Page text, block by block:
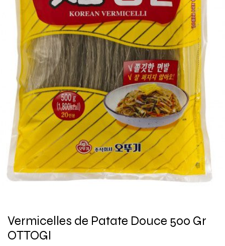
Vermicelles de Patate Douce 500 Gr
OTTOGI